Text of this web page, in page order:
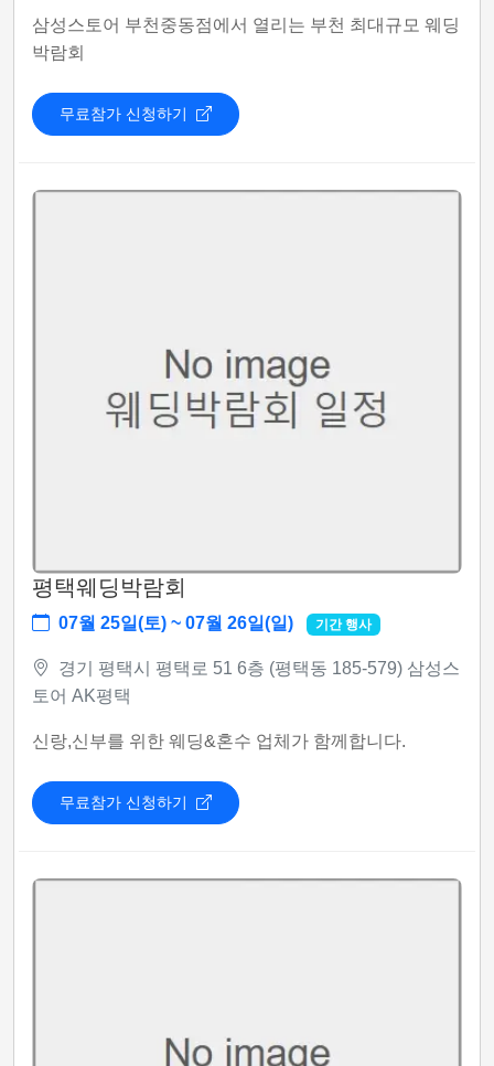
삼성스토어 부천중동점에서 열리는 부천 최대규모 웨딩
박람회
무료참가 신청하기
평택웨딩박람회
07월 25일(토) ~ 07월 26일(일) 기간 행사
경기 평택시 평택로 51 6층 (평택동 185-579) 삼성스
토어 AK평택
신랑,신부를 위한 웨딩&혼수 업체가 함께합니다.
무료참가 신청하기